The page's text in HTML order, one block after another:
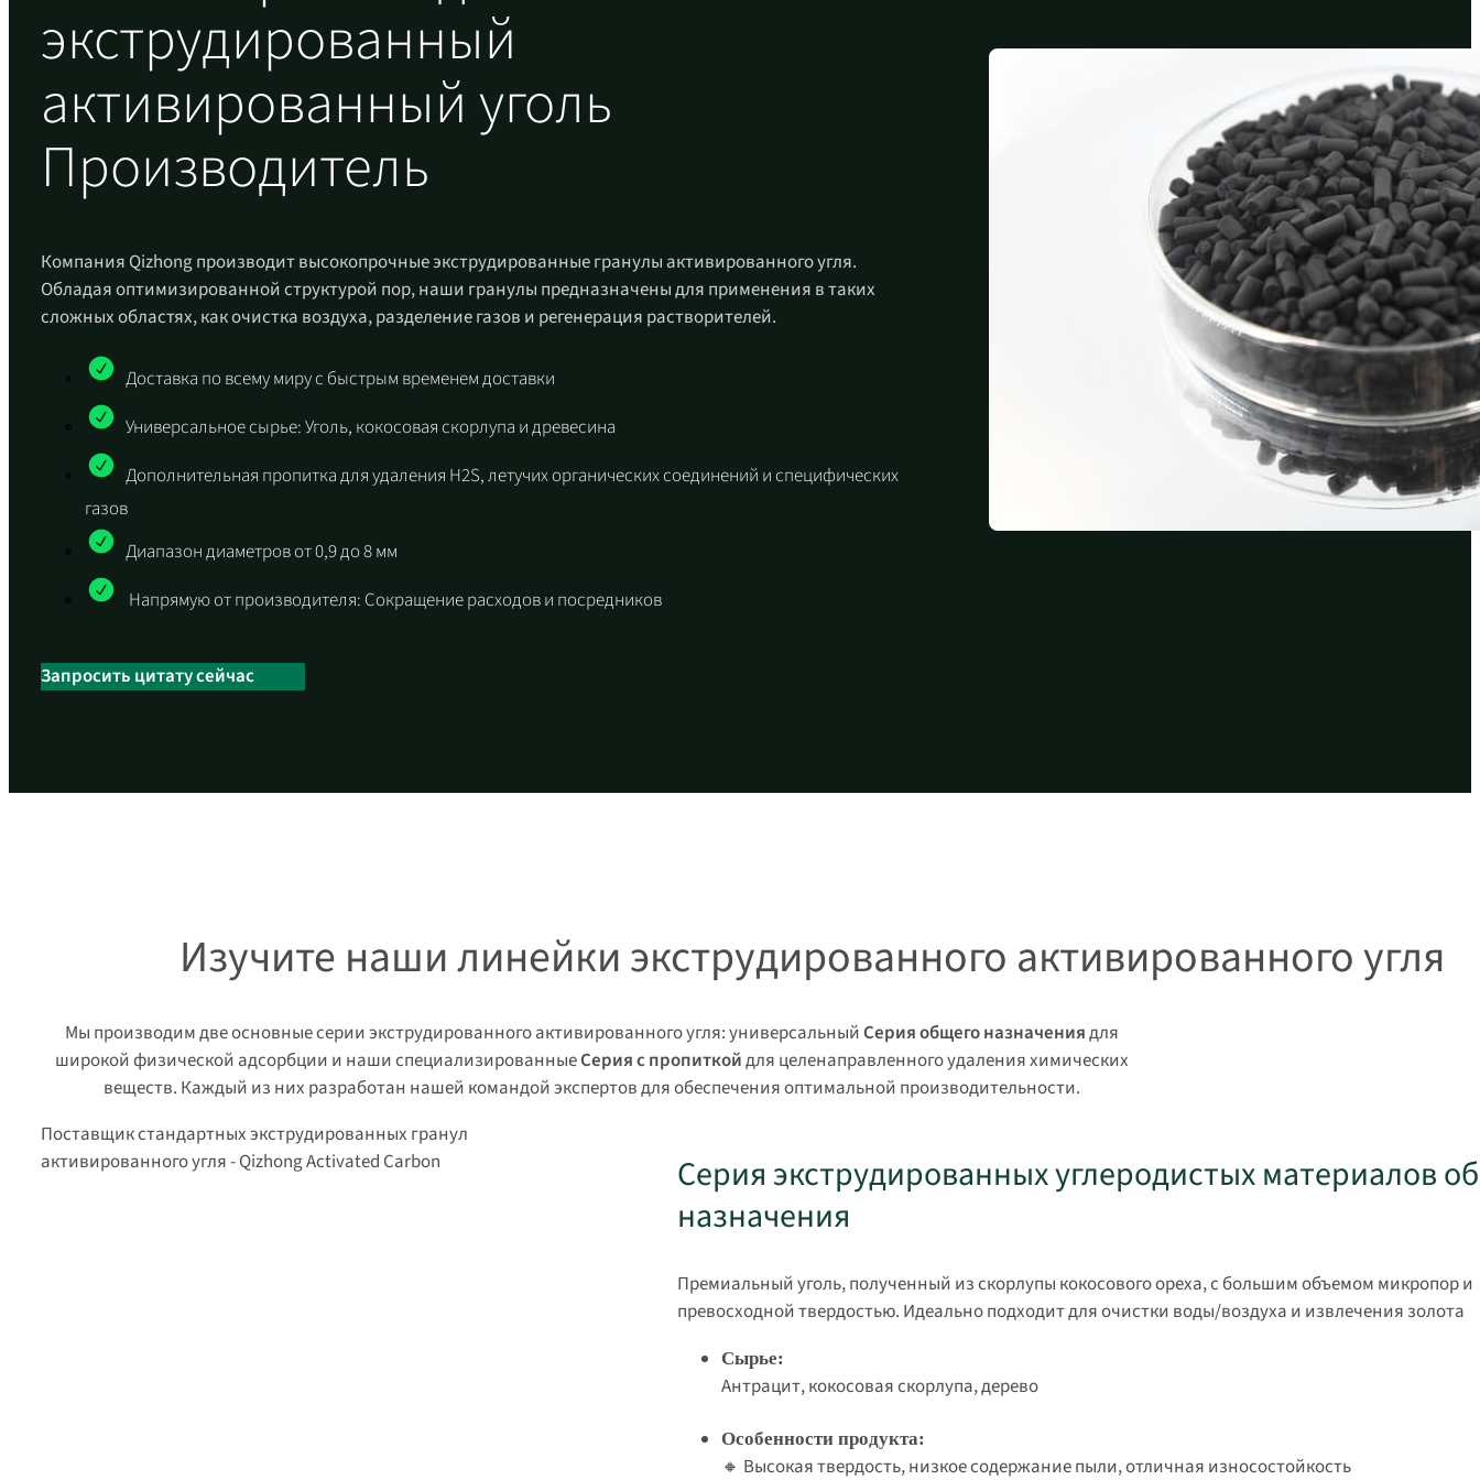
экструдированный
активированный уголь
Производитель
Компания Qizhong производит высокопрочные экструдированные гранулы активированного угля.
Обладая оптимизированной структурой пор, наши гранулы предназначены для применения в таких
сложных областях, как очистка воздуха, разделение газов и регенерация растворителей.
Доставка по всему миру с быстрым временем доставки
Универсальное сырье: Уголь, кокосовая скорлупа и древесина
Дополнительная пропитка для удаления H2S, летучих органических соединений и специфических
газов
Диапазон диаметров от 0,9 до 8 мм
Напрямую от производителя: Сокращение расходов и посредников
Запросить цитату сейчас
Изучите наши линейки экструдированного активированного угля
Мы производим две основные серии экструдированного активированного угля: универсальныйСерия общего назначениядля
широкой физической адсорбции и наши специализированныеСерия с пропиткойдля целенаправленного удаления химических
веществ. Каждый из них разработан нашей командой экспертов для обеспечения оптимальной производительности.
Серия экструдированных углеродистых материалов
назначения
Премиальный уголь, полученный из скорлупы кокосового ореха, с большим объемом микропор и
превосходной твердостью. Идеально подходит для очистки воды/воздуха и извлечения золота
Сырье:
Антрацит, кокосовая скорлупа, дерево
Особенности продукта:
🔸 Высокая твердость, низкое содержание пыли, отличная износостойкость